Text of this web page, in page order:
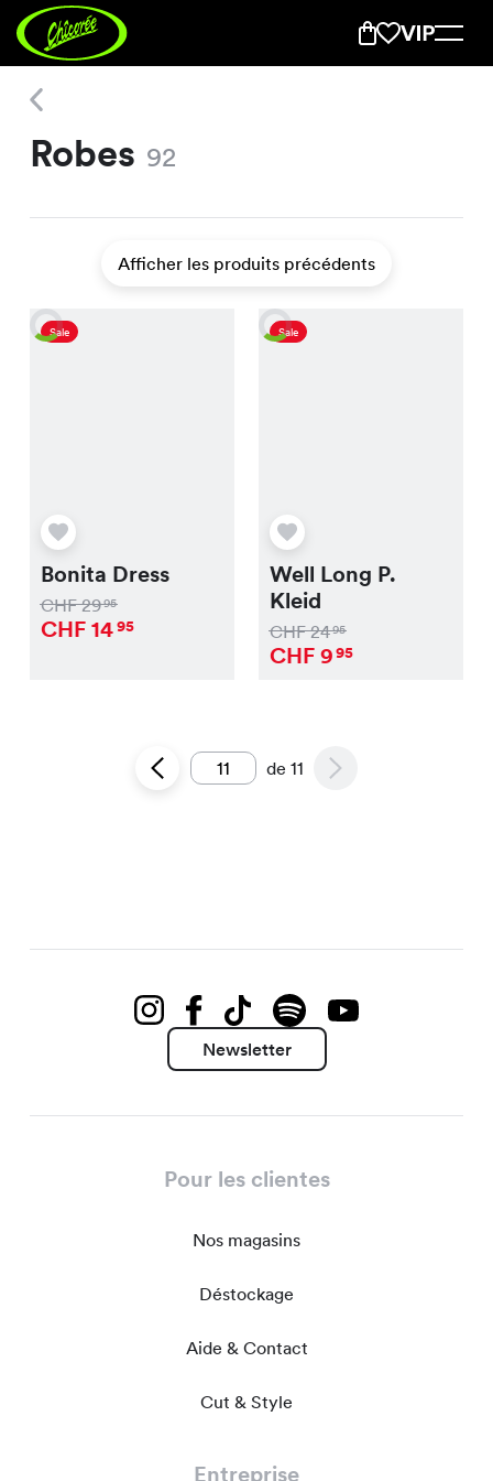
Robes 92
Afficher les produits précédents
Sale
Bonita Dress
CHF2995
CHF1495
Sale
Well Long P.
Kleid
CHF2495
CHF995
de 11
Newsletter
Pour les clientes
Nos magasins
Déstockage
Aide & Contact
Cut & Style
Entreprise